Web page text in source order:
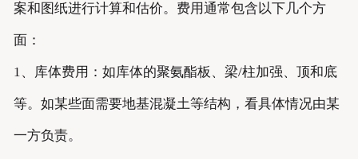
案和图纸进行计算和估价。费用通常包含以下几个方
面：
1、库体费用：如库体的聚氨酯板、梁/柱加强、顶和底
等。如某些面需要地基混凝土等结构，看具体情况由某
一方负责。